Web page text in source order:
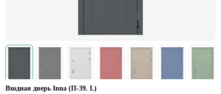
Входная дверь Inna (П-39. L)